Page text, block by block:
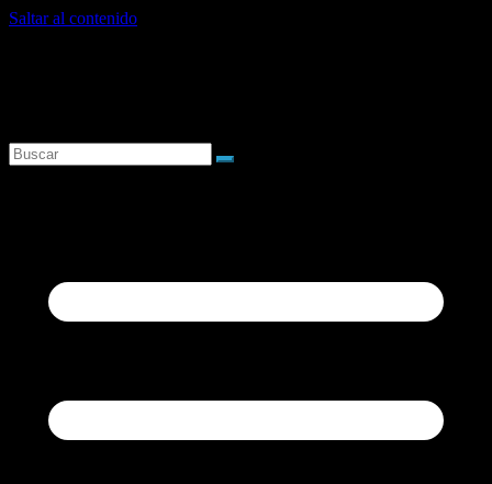
Saltar al contenido